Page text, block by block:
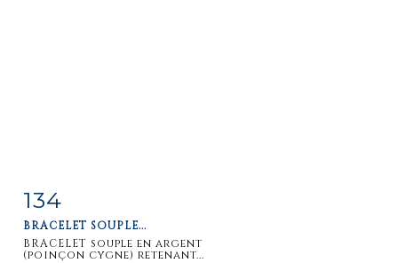
Item detail
134
BRACELET SOUPLE...
BRACELET souple en argent
(poinçon cygne) retenant...